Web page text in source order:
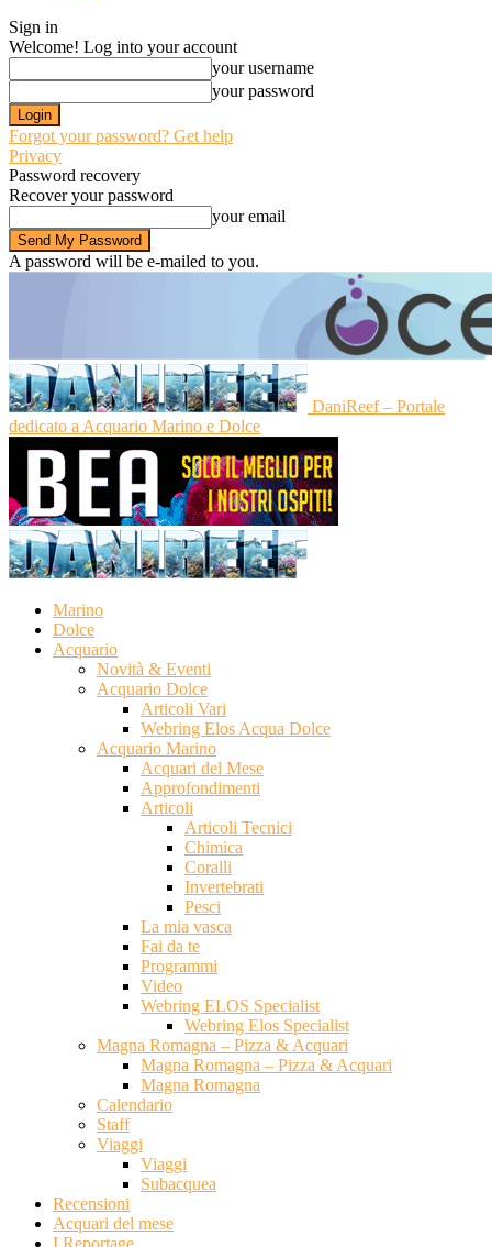
Sign in
Welcome! Log into your account
your username
your password
Forgot your password? Get help
Privacy
Password recovery
Recover your password
your email
A password will be e-mailed to you.
DaniReef – Portale
dedicato a Acquario Marino e Dolce
Marino
Dolce
Acquario
Novità & Eventi
Acquario Dolce
Articoli Vari
Webring Elos Acqua Dolce
Acquario Marino
Acquari del Mese
Approfondimenti
Articoli
Articoli Tecnici
Chimica
Coralli
Invertebrati
Pesci
La mia vasca
Fai da te
Programmi
Video
Webring ELOS Specialist
Webring Elos Specialist
Magna Romagna – Pizza & Acquari
Magna Romagna – Pizza & Acquari
Magna Romagna
Calendario
Staff
Viaggi
Viaggi
Subacquea
Recensioni
Acquari del mese
I Reportage